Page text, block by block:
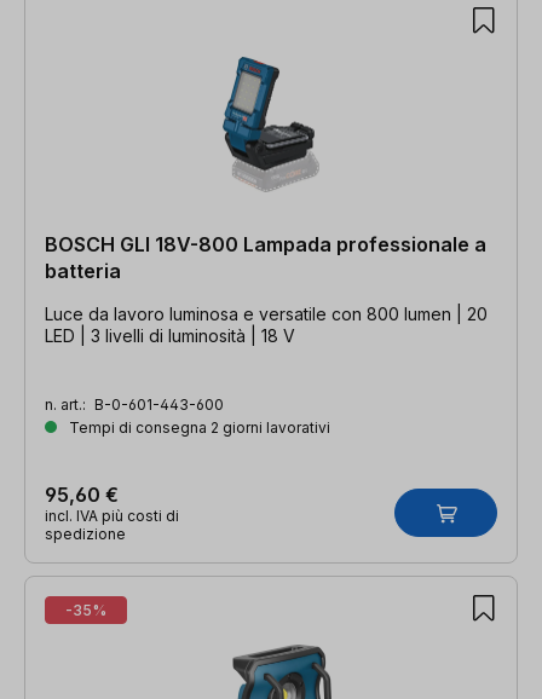
BOSCH GLI 18V-800 Lampada professionale a
batteria
Luce da lavoro luminosa e versatile con 800 lumen | 20
LED | 3 livelli di luminosità | 18 V
n. art.: B-0-601-443-600
Tempi di consegna 2 giorni lavorativi
95,60 €
incl. IVA più costi di
spedizione
-35%